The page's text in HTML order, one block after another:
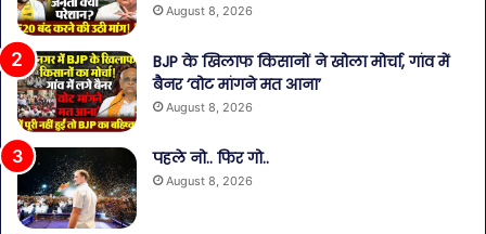
August 8, 2026
BJP के खिलाफ किसानों ने खोला मोर्चा, गांव में
बैनर ‘वोट मांगने मत आना’
August 8, 2026
पहले नो.. फिर गो..
August 8, 2026